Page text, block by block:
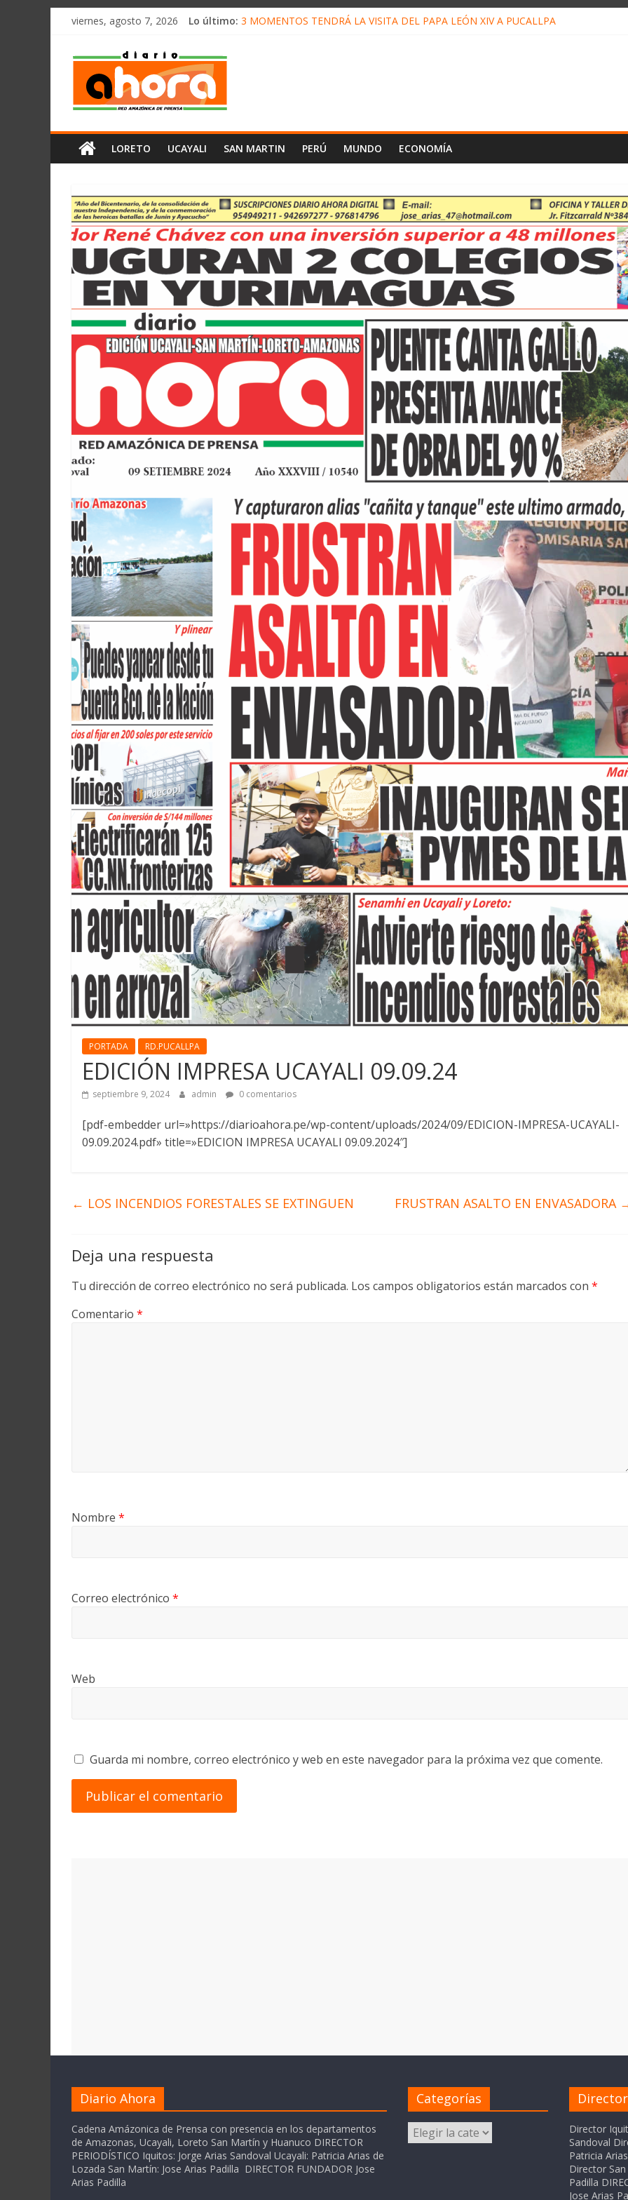
олимп казино
Saltarviernes, agosto 7, 2026 Lo último: 3 MOMENTOS TENDRÁ LA VISITA DEL PAPA LEÓN XIV A PUCALLPA
Diario
Ahora
Cadena
Amazónica
de
Noticias
del
Perú,
Mundo
,
Ucayali,
San
Martín
y
Loreto
LORETO UCAYALI SAN MARTIN PERÚ MUNDO ECONOMÍA
PORTADA RD.PUCALLPA
EDICIÓN IMPRESA UCAYALI 09.09.24
septiembre 9, 2024 admin 0 comentarios
[pdf-embedder url=»https://diarioahora.pe/wp-content/uploads/2024/09/EDICION-IMPRESA-UCAYALI-
09.09.2024.pdf» title=»EDICION IMPRESA UCAYALI 09.09.2024″]
← LOS INCENDIOS FORESTALES SE EXTINGUEN FRUSTRAN ASALTO EN ENVASADORA
Deja una respuesta
Tu dirección de correo electrónico no será publicada. Los campos obligatorios están marcados con *
Comentario *
Nombre *
Correo electrónico *
Web
Guarda mi nombre, correo electrónico y web en este navegador para la próxima vez que comente.
Diario Ahora
Cadena Amázonica de Prensa con presencia en los departamentos
de Amazonas, Ucayali, Loreto San Martín y Huanuco DIRECTOR
PERIODÍSTICO Iquitos: Jorge Arias Sandoval Ucayali: Patricia Arias de
Lozada San Martín: Jose Arias Padilla DIRECTOR FUNDADOR Jose
Arias Padilla
Categorías
Categorías
Director
Sandoval
Patricia
Director
Padilla
Jose Arias